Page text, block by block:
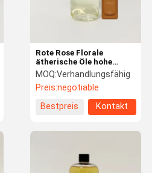
Rote Rose Florale
ätherische Öle hohe
Konzentration High End
ätherische Öle
MOQ:Verhandlungsfähig
Preis:negotiable
Bestpreis
Kontakt